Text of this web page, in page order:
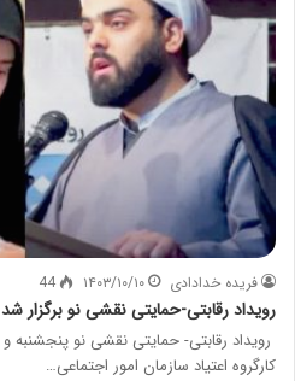
فریده خدادادی ۱۴۰۳/۱۰/۱۰ 44
رویداد رقابتی-حمایتی نقشی نو برگزار شد
کارگروه اعتیاد سازمان امور اجتماعی…